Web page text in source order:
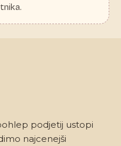
podjetij ustopi
najcenejši